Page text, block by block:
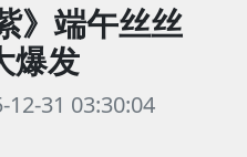
》端午丝丝
爆发
31 03:30:04